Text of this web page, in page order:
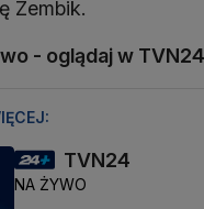
Zembik.
- oglądaj w
TVN24
NA ŻYWO